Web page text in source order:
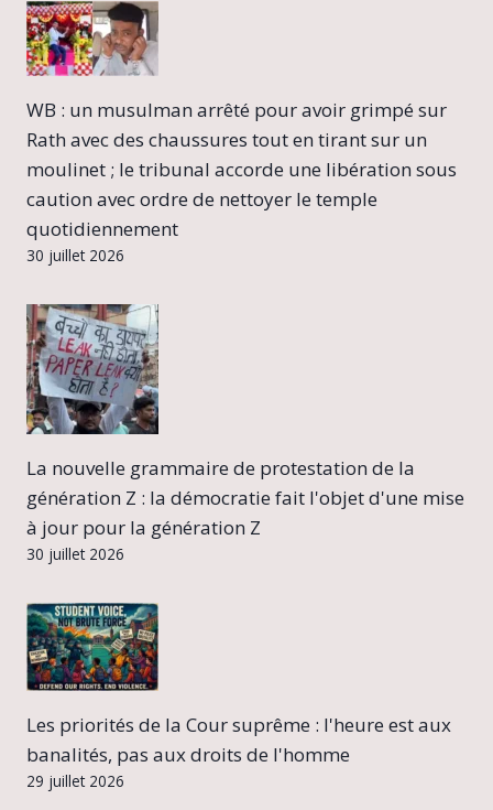
WB : un musulman arrêté pour avoir grimpé sur
Rath avec des chaussures tout en tirant sur un
moulinet ; le tribunal accorde une libération sous
caution avec ordre de nettoyer le temple
quotidiennement
30 juillet 2026
La nouvelle grammaire de protestation de la
génération Z : la démocratie fait l'objet d'une mise
à jour pour la génération Z
30 juillet 2026
Les priorités de la Cour suprême : l'heure est aux
banalités, pas aux droits de l'homme
29 juillet 2026